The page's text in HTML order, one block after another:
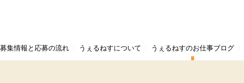
募集情報と応募の流れ うぇるねすについて うぇるねすのお仕事ブログ